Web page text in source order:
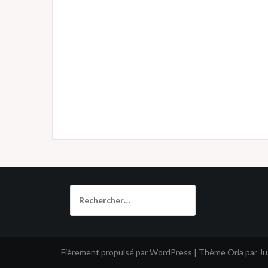
Fièrement propulsé par WordPress | Thème Oria par